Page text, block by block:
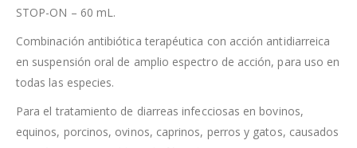
STOP-ON – 60 mL.
Combinación antibiótica terapéutica con acción antidiarreica
en suspensión oral de amplio espectro de acción, para uso en
todas las especies.
Para el tratamiento de diarreas infecciosas en bovinos,
equinos, porcinos, ovinos, caprinos, perros y gatos, causados